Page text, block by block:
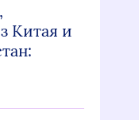
Китая и